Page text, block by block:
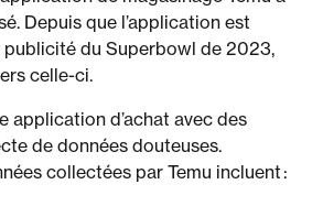
Depuis que l’application est
publicité du Superbowl de 2023,
celle-ci.
application d’achat avec des
de données douteuses.
collectées par Temu incluent :